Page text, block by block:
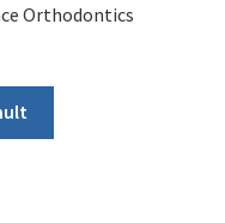
Orthodontics